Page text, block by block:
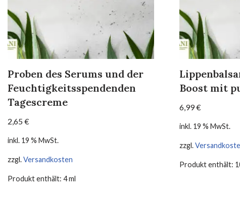
Proben des Serums und der
Feuchtigkeitsspendenden
Tagescreme
2,65 €
inkl. 19 % MwSt.
zzgl.Versandkosten
Produkt enthält: 4ml
Boost mit
6,99€
inkl. 19 % MwSt.
zzgl.
Produkt enthält: